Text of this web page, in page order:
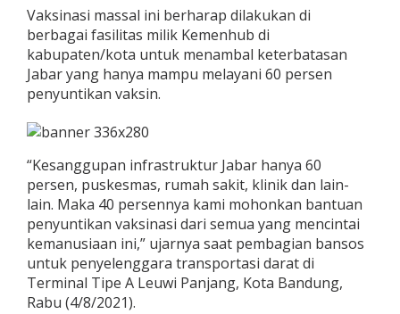
Vaksinasi massal ini berharap dilakukan di
berbagai fasilitas milik Kemenhub di
kabupaten/kota untuk menambal keterbatasan
Jabar yang hanya mampu melayani 60 persen
penyuntikan vaksin.
“Kesanggupan infrastruktur Jabar hanya 60
persen, puskesmas, rumah sakit, klinik dan lain-
lain. Maka 40 persennya kami mohonkan bantuan
penyuntikan vaksinasi dari semua yang mencintai
kemanusiaan ini,” ujarnya saat pembagian bansos
untuk penyelenggara transportasi darat di
Terminal Tipe A Leuwi Panjang, Kota Bandung,
Rabu (4/8/2021).